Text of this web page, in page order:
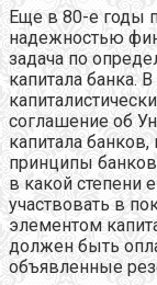
Еще в 80-е годы
надежностью
задача по
капитала банка.
соглашение об
капитала
принципы
в какой степени
участвовать в
элементом
должен быть
объявленные